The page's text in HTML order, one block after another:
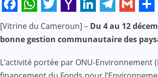
Facebook
WhatsApp
Twitter
Yahoo
Mail
LinkedIn
[Vitrine du Cameroun] – Du 4 au 12
bonne gestion communautaire des
L’activité portée par ONU-